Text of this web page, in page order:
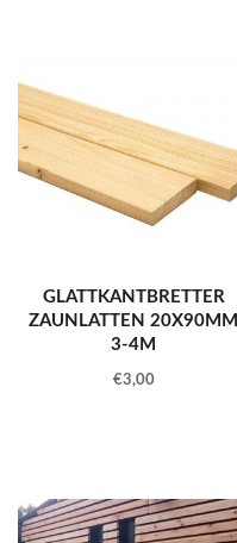
GLATTKANTBRETTER
ZAUNLATTEN 20X90MM
3-4M
€3,00